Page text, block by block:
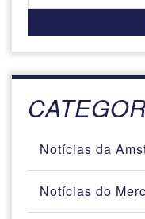
Notícias da
Notícias do